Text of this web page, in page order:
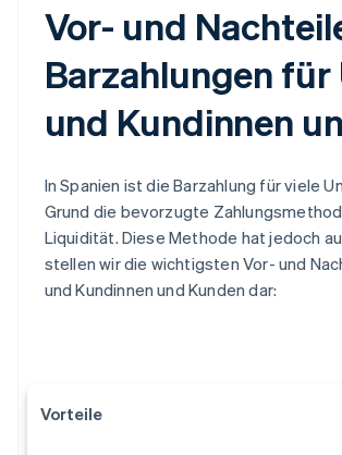
Vor- und
Barzahlungen
und Kundinnen
In Spanien ist die Barzahlung für viele
Grund die bevorzugte
Liquidität. Diese Methode hat jedoch
stellen wir die wichtigsten Vor- und
und Kundinnen und Kunden dar:
Vorteile